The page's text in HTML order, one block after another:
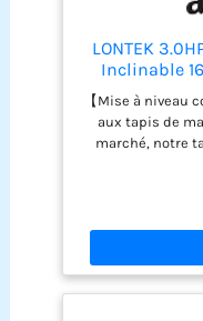
LONTEK
Inclinable
【Mise à niveau
aux tapis de
marché, notre
3 niveaux (max
CV (vitesse max
et une bande
également de
de confort ;
pliable vous